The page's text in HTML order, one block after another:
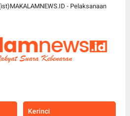
- Pelaksanaan
Kerinci